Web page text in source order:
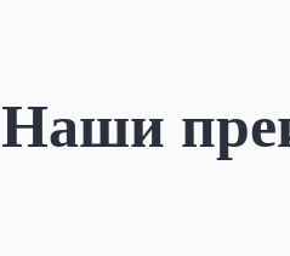
Наши